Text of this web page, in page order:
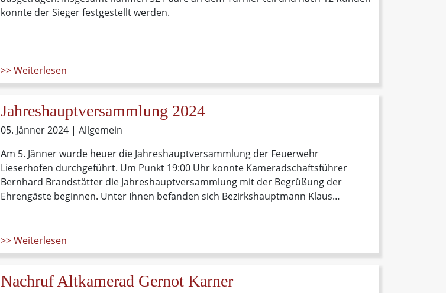
konnte der Sieger festgestellt werden.
>> Weiterlesen
Jahreshauptversammlung 2024
05. Jänner 2024 | Allgemein
Am 5. Jänner wurde heuer die Jahreshauptversammlung der Feuerwehr
Lieserhofen durchgeführt. Um Punkt 19:00 Uhr konnte Kameradschaftsführer
Bernhard Brandstätter die Jahreshauptversammlung mit der Begrüßung der
Ehrengäste beginnen. Unter Ihnen befanden sich Bezirkshauptmann Klaus
Gemeindefeuerwehrkommandant Stellvertreter Günther Maier, Bürgermeister
Thomas Schäfauer und Feuerwehrreferent Horst Zwischenberger.
>> Weiterlesen
Nachruf Altkamerad Gernot Karner